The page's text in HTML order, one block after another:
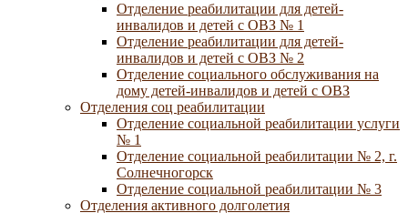
Отделение реабилитации для детей-
инвалидов и детей с ОВЗ № 1
Отделение реабилитации для детей-
инвалидов и детей с ОВЗ № 2
Отделение социального обслуживания на
дому детей-инвалидов и детей с ОВЗ
Отделения соц реабилитации
Отделение социальной реабилитации услуги
№ 1
Отделение социальной реабилитации № 2, г.
Солнечногорск
Отделение социальной реабилитации № 3
Отделения активного долголетия